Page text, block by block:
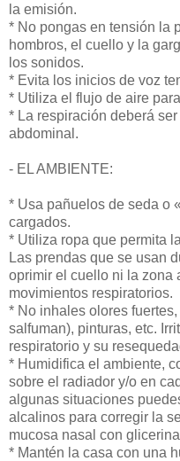
la emisión.
* No pongas en tensión la
hombros, el cuello y la
los sonidos.
* Evita los inicios de voz
* Utiliza el flujo de aire
* La respiración deberá
abdominal.
- EL AMBIENTE:
* Usa pañuelos de seda o
cargados.
* Utiliza ropa que permita
Las prendas que se usan
oprimir el cuello ni la zona
movimientos respiratorios.
* No inhales olores
salfuman), pinturas, etc.
respiratorio y su
* Humidifica el ambiente,
sobre el radiador y/o en
algunas situaciones
alcalinos para corregir la
mucosa nasal con
* Mantén la casa con una